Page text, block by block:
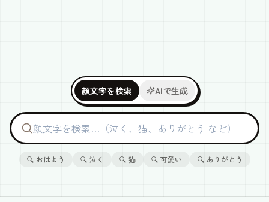
顔文字を検索 AIで生成
顔文字を検索
🔍 おはよう 🔍 泣く 🔍 猫 🔍 可愛い 🔍 ありがとう